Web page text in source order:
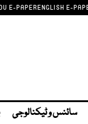
E-PAPERENGLISH E-
سائنس و ٹیکنالوجی